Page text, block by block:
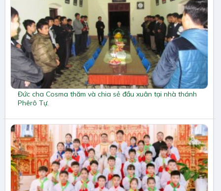
Đức cha Cosma thăm và chia sẻ đầu xuân tại nhà thánh
Phêrô Tự.